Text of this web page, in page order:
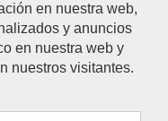
en nuestra web,
y anuncios
en nuestra web y
nuestros visitantes.